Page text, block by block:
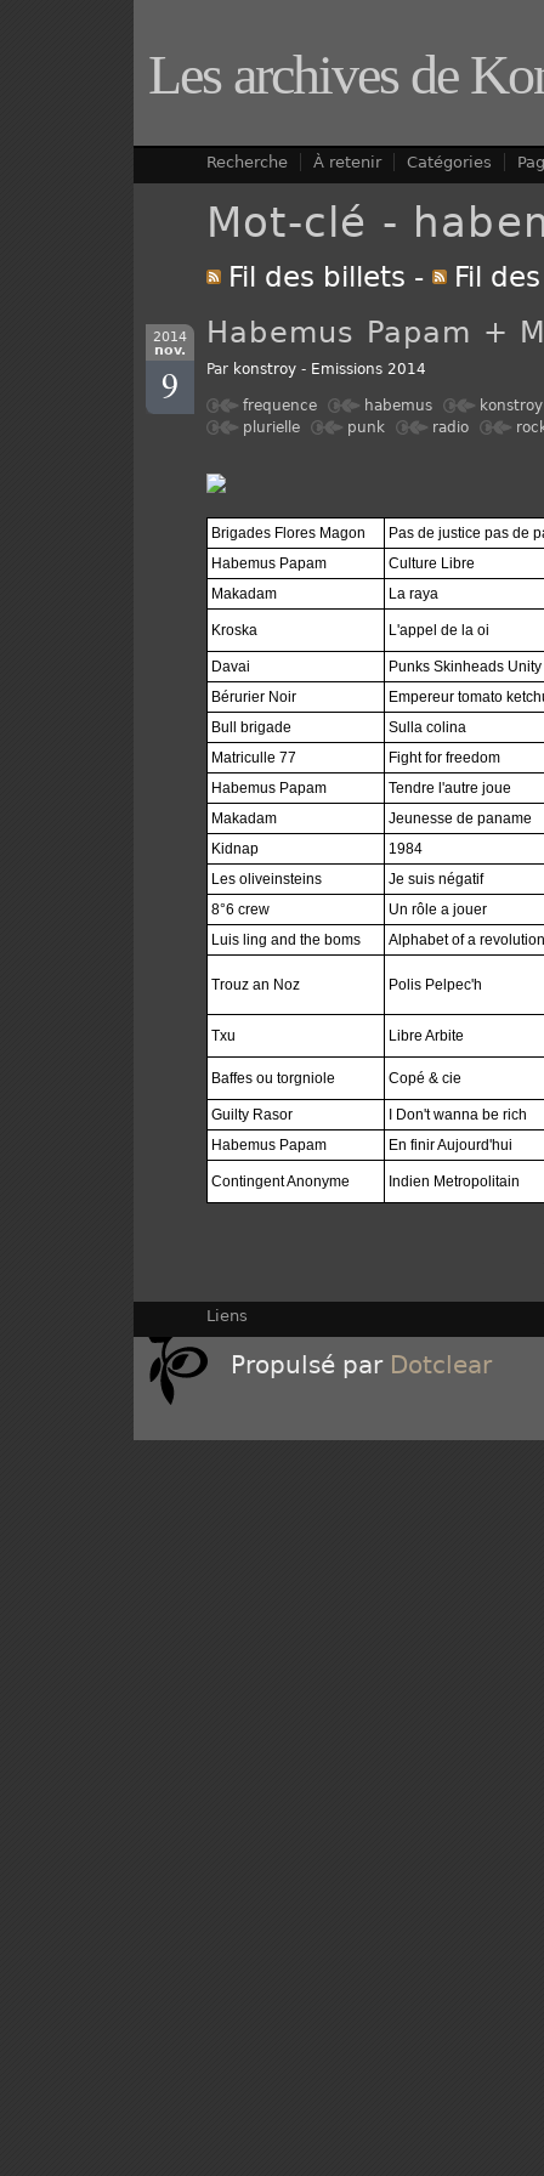
Les archives de
Recherche À retenir Catégories
Mot-clé -
Fil des billets - Fil
2014
nov.
9
Habemus Papam +
Par konstroy - Emissions 2014
frequence habemus
konstroy
plurielle
punk radio
Brigades Flores Magon
Pas de justice pas de
Habemus Papam
Culture Libre
Makadam
La raya
Kroska L'appel de la oi
Davai
Punks Skinheads Unity
Bérurier Noir
Empereur tomato
Bull brigade
Sulla colina
Matriculle 77
Fight for freedom
Habemus Papam
Tendre l'autre joue
Makadam
Jeunesse de paname
Kidnap
1984
Les oliveinsteins
Je suis négatif
8°6 crew
Un rôle a jouer
Luis ling and the boms
Alphabet of a
Trouz an Noz Polis Pelpec'h
Txu Libre Arbite
Baffes ou torgniole Copé & cie
Guilty Rasor
I Don't wanna be rich
Habemus Papam
En finir Aujourd'hui
Contingent Anonyme Indien Metropolitain
Liens
Propulsé par Dotclear